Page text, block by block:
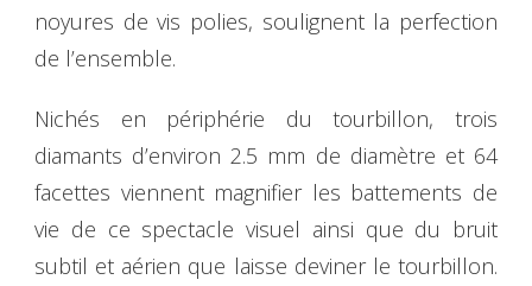
noyures de vis polies, soulignent la perfection
de l’ensemble.
Nichés en périphérie du tourbillon, trois
diamants d’environ 2.5 mm de diamètre et 64
facettes viennent magnifier les battements de
vie de ce spectacle visuel ainsi que du bruit
subtil et aérien que laisse deviner le tourbillon.